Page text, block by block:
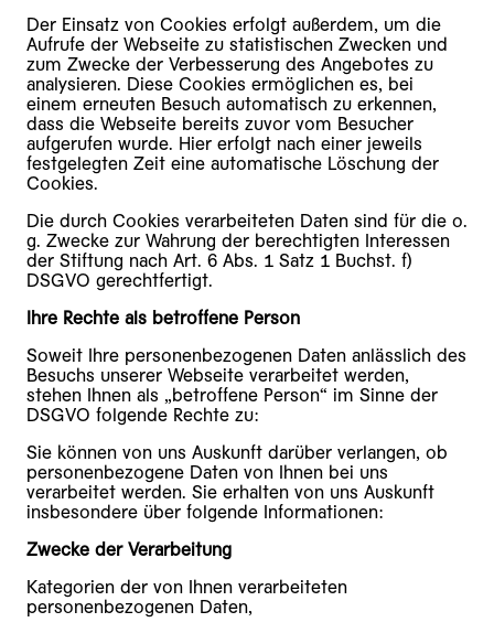
Der Einsatz von Cookies erfolgt außerdem, um die
Aufrufe der Webseite zu statistischen Zwecken und
zum Zwecke der Verbesserung des Angebotes zu
analysieren. Diese Cookies ermöglichen es, bei
einem erneuten Besuch automatisch zu erkennen,
dass die Webseite bereits zuvor vom Besucher
aufgerufen wurde. Hier erfolgt nach einer jeweils
festgelegten Zeit eine automatische Löschung der
Cookies.
Die durch Cookies verarbeiteten Daten sind für die o.
g. Zwecke zur Wahrung der berechtigten Interessen
der Stiftung nach Art. 6 Abs. 1 Satz 1 Buchst. f)
DSGVO gerechtfertigt.
Ihre Rechte als betroffene Person
Soweit Ihre personenbezogenen Daten anlässlich des
Besuchs unserer Webseite verarbeitet werden,
stehen Ihnen als „betroffene Person“ im Sinne der
DSGVO folgende Rechte zu:
Sie können von uns Auskunft darüber verlangen, ob
personenbezogene Daten von Ihnen bei uns
verarbeitet werden. Sie erhalten von uns Auskunft
insbesondere über folgende Informationen:
Zwecke der Verarbeitung
Kategorien der von Ihnen verarbeiteten
personenbezogenen Daten,